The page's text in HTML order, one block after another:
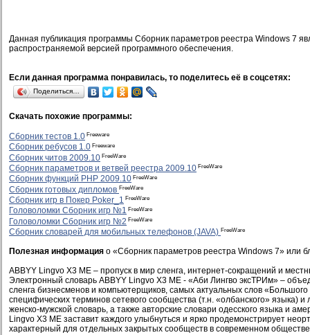
Данная публикация программы Сборник параметров реестра Windows 7
распространяемой версией программного обеспечения.
Если данная программа понравилась, то поделитесь её в соцсетях:
Поделиться…
Скачать похожие программы:
Сборник тестов 1.0 Freeware
Сборник ребусов 1.0 Freeware
Сборник читов 2009.10 FreeWare
Сборник параметров и ветвей реестра 2009.10 FreeWare
Сборник функций PHP 2009.10 FreeWare
Сборник готовых дипломов FreeWare
Сборник игр в Покер Poker_1 FreeWare
Головоломки Сборник игр №1 FreeWare
Головоломки Сборник игр №2 FreeWare
Сборник словарей для мобильных телефонов (JAVA) FreeWare
Полезная информация о «Сборник параметров реестра Windows 7» или
ABBYY Lingvo X3 ME – пропуск в мир сленга, интернет-сокращений и
Электронный словарь ABBYY Lingvo X3 ME - «Аби Лингво эксТРИм» –
сленга бизнесменов и компьютерщиков, самых актуальных слов «Большого
специфических терминов сетевого сообщества (т.н. «олбанского» языка) и
женско-мужской словарь, а также авторские словари одесского языка и
Lingvo X3 ME заставит каждого улыбнуться и ярко продемонстрирует
характерный для отдельных закрытых сообществ в современном